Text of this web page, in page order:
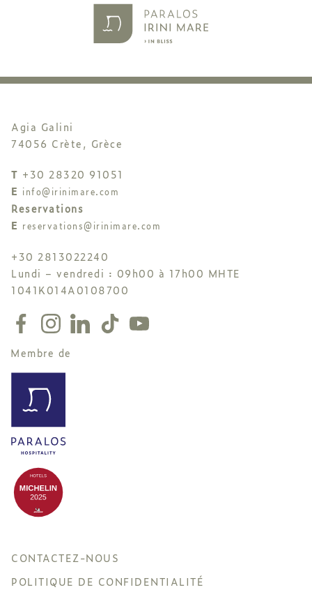
Agia Galini
74056 Crète, Grèce
T +30 28320 91051
E info@irinimare.com
Reservations
E reservations@irinimare.com
+30 2813022240
Lundi – vendredi : 09h00 à 17h00 MHTE
1041K014A0108700
Membre de
CONTACTEZ-NOUS
POLITIQUE DE CONFIDENTIALITÉ